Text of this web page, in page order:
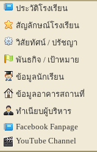
ประวัติโรงเรียน
สัญลักษณ์โรงเรียน
วิสัยทัศน์ / ปรัชญา
พันธกิจ / เป้าหมาย
ข้อมูลนักเรียน
ข้อมูลอาคารสถานที่
ทำเนียบผู้บริหาร
Facebook Fanpage
YouTube Channel